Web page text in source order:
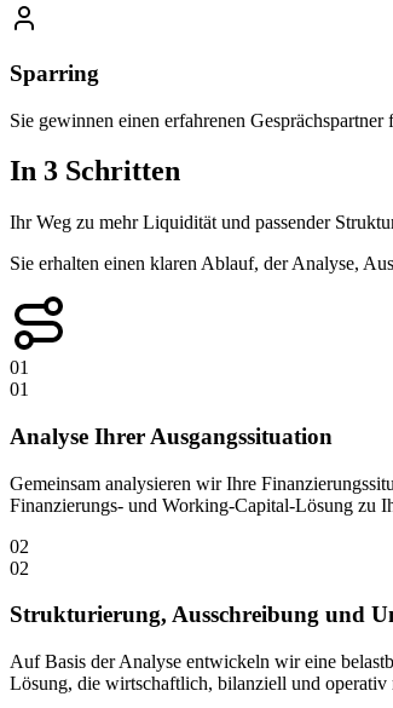
Sparring
Sie gewinnen einen erfahrenen
In 3 Schritten
Ihr Weg zu mehr Liquidität und passender
Sie erhalten einen klaren Ablauf, der Analyse,
01
01
Analyse Ihrer Ausgangssituation
Gemeinsam analysieren wir Ihre
Finanzierungs- und Working-Capital-Lösung zu
02
02
Strukturierung, Ausschreibung und
Auf Basis der Analyse entwickeln wir eine
Lösung, die wirtschaftlich, bilanziell und operativ